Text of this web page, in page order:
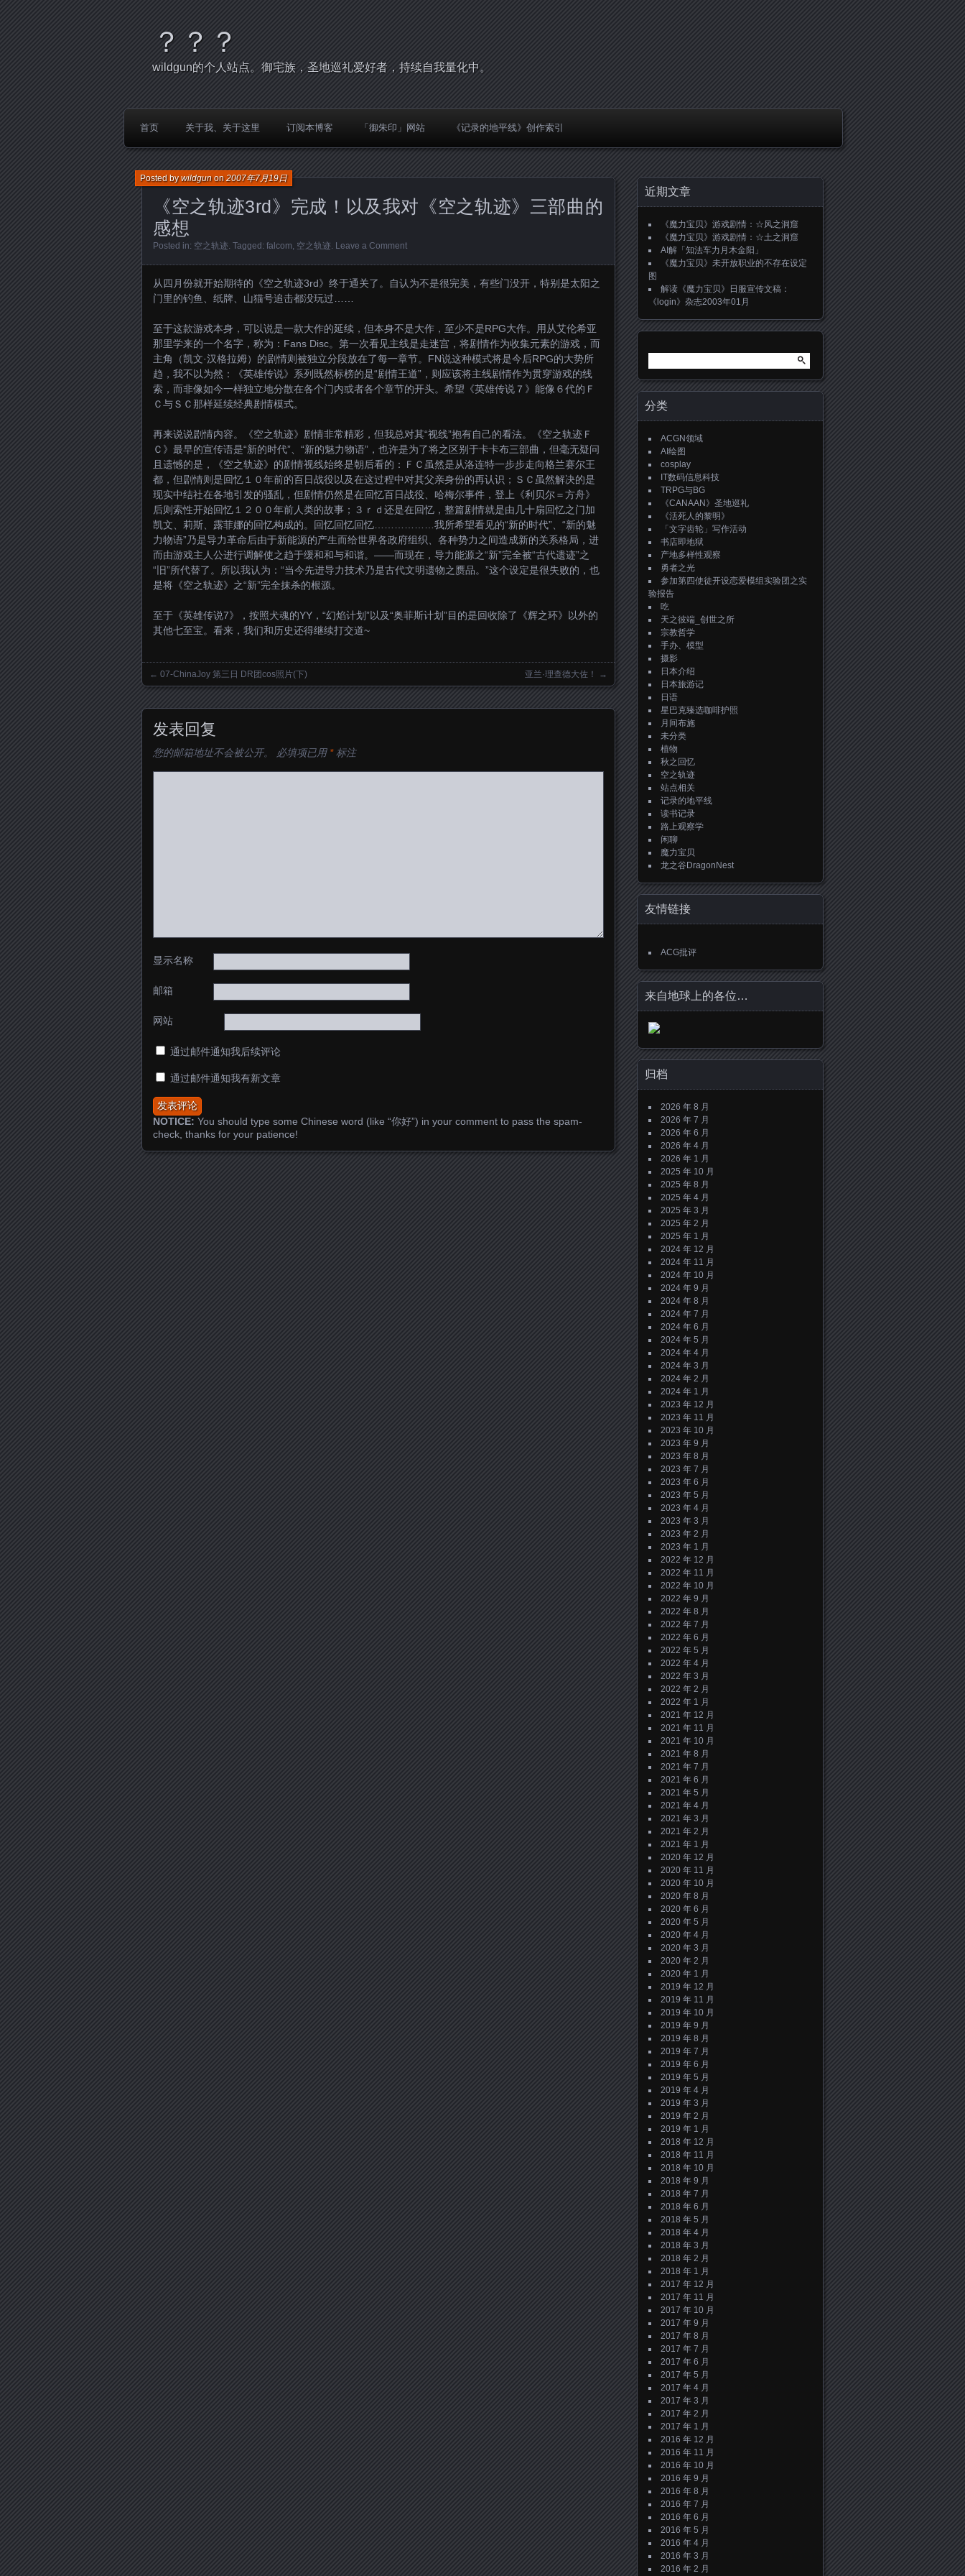
？？？
wildgun的个人站点。御宅族，圣地巡礼爱好者，持续自我量化中。
首页 关于我、关于这里 订阅本博客 「御朱印」网站 《记录的地平线》创作索引
《空之轨迹3rd》完成！以及我对《空之轨迹》三部曲的
感想
Posted bywildgunon2007年7月19日
Posted in: 空之轨迹. Tagged: falcom, 空之轨迹. Leave a Comment
从四月份就开始期待的《空之轨迹3rd》终于通关了。自认为不是很完美，有些门没开，特别是太阳之
门里的钓鱼、纸牌、山猫号追击都没玩过……
至于这款游戏本身，可以说是一款大作的延续，但本身不是大作，至少不是RPG大作。用从艾伦希亚
那里学来的一个名字，称为：Fans Disc。第一次看见主线是走迷宫，将剧情作为收集元素的游戏，而
主角（凯文·汉格拉姆）的剧情则被独立分段放在了每一章节。FN说这种模式将是今后RPG的大势所
趋，我不以为然：《英雄传说》系列既然标榜的是“剧情王道”，则应该将主线剧情作为贯穿游戏的线
索，而非像如今一样独立地分散在各个门内或者各个章节的开头。希望《英雄传说７》能像６代的Ｆ
Ｃ与ＳＣ那样延续经典剧情模式。
再来说说剧情内容。《空之轨迹》剧情非常精彩，但我总对其“视线”抱有自己的看法。《空之轨迹Ｆ
Ｃ》最早的宣传语是“新的时代”、“新的魅力物语”，也许是为了将之区别于卡卡布三部曲，但毫无疑问
且遗憾的是，《空之轨迹》的剧情视线始终是朝后看的：ＦＣ虽然是从洛连特一步步走向格兰赛尔王
都，但剧情则是回忆１０年前的百日战役以及在这过程中对其父亲身份的再认识；ＳＣ虽然解决的是
现实中结社在各地引发的骚乱，但剧情仍然是在回忆百日战役、哈梅尔事件，登上《利贝尔＝方舟》
后则索性开始回忆１２００年前人类的故事；３ｒｄ还是在回忆，整篇剧情就是由几十扇回忆之门加
凯文、莉斯、露菲娜的回忆构成的。回忆回忆回忆………………我所希望看见的“新的时代”、“新的魅
力物语”乃是导力革命后由于新能源的产生而给世界各政府组织、各种势力之间造成新的关系格局，进
而由游戏主人公进行调解使之趋于缓和和与和谐。——而现在，导力能源之“新”完全被“古代遗迹”之
“旧”所代替了。所以我认为：“当今先进导力技术乃是古代文明遗物之赝品。”这个设定是很失败的，也
是将《空之轨迹》之“新”完全抹杀的根源。
至于《英雄传说7》，按照犬魂的YY，“幻焰计划”以及“奥菲斯计划”目的是回收除了《辉之环》以外的
其他七至宝。看来，我们和历史还得继续打交道~
Posts navigation
← 07-ChinaJoy 第三日 DR团cos照片(下) 亚兰·理查德大佐！ →
发表回复
您的邮箱地址不会被公开。 必填项已用 *标注
显示名称
邮箱
网站
通过邮件通知我后续评论
通过邮件通知我有新文章
NOTICE: You should type some Chinese word (like “你好”) in your comment to pass the spam-
check, thanks for your patience!
近期文章
《魔力宝贝》游戏剧情：☆风之洞窟
《魔力宝贝》游戏剧情：☆土之洞窟
AI解「知法车力月木金阳」
《魔力宝贝》未开放职业的不存在设定
图
解读《魔力宝贝》日服宣传文稿：
《login》杂志2003年01月
索：
分类
ACGN领域
AI绘图
cosplay
IT数码信息科技
TRPG与BG
《CANAAN》圣地巡礼
《活死人的黎明》
「文字齿轮」写作活动
书店即地狱
产地多样性观察
勇者之光
参加第四使徒开设恋爱模组实验团之实
验报告
吃
天之彼端_创世之所
宗教哲学
手办、模型
摄影
日本介绍
日本旅游记
日语
星巴克臻选咖啡护照
月间布施
未分类
植物
秋之回忆
空之轨迹
站点相关
记录的地平线
读书记录
路上观察学
闲聊
魔力宝贝
龙之谷DragonNest
友情链接
ACG批评
来自地球上的各位…
归档
2026 年 8 月
2026 年 7 月
2026 年 6 月
2026 年 4 月
2026 年 1 月
2025 年 10 月
2025 年 8 月
2025 年 4 月
2025 年 3 月
2025 年 2 月
2025 年 1 月
2024 年 12 月
2024 年 11 月
2024 年 10 月
2024 年 9 月
2024 年 8 月
2024 年 7 月
2024 年 6 月
2024 年 5 月
2024 年 4 月
2024 年 3 月
2024 年 2 月
2024 年 1 月
2023 年 12 月
2023 年 11 月
2023 年 10 月
2023 年 9 月
2023 年 8 月
2023 年 7 月
2023 年 6 月
2023 年 5 月
2023 年 4 月
2023 年 3 月
2023 年 2 月
2023 年 1 月
2022 年 12 月
2022 年 11 月
2022 年 10 月
2022 年 9 月
2022 年 8 月
2022 年 7 月
2022 年 6 月
2022 年 5 月
2022 年 4 月
2022 年 3 月
2022 年 2 月
2022 年 1 月
2021 年 12 月
2021 年 11 月
2021 年 10 月
2021 年 8 月
2021 年 7 月
2021 年 6 月
2021 年 5 月
2021 年 4 月
2021 年 3 月
2021 年 2 月
2021 年 1 月
2020 年 12 月
2020 年 11 月
2020 年 10 月
2020 年 8 月
2020 年 6 月
2020 年 5 月
2020 年 4 月
2020 年 3 月
2020 年 2 月
2020 年 1 月
2019 年 12 月
2019 年 11 月
2019 年 10 月
2019 年 9 月
2019 年 8 月
2019 年 7 月
2019 年 6 月
2019 年 5 月
2019 年 4 月
2019 年 3 月
2019 年 2 月
2019 年 1 月
2018 年 12 月
2018 年 11 月
2018 年 10 月
2018 年 9 月
2018 年 7 月
2018 年 6 月
2018 年 5 月
2018 年 4 月
2018 年 3 月
2018 年 2 月
2018 年 1 月
2017 年 12 月
2017 年 11 月
2017 年 10 月
2017 年 9 月
2017 年 8 月
2017 年 7 月
2017 年 6 月
2017 年 5 月
2017 年 4 月
2017 年 3 月
2017 年 2 月
2017 年 1 月
2016 年 12 月
2016 年 11 月
2016 年 10 月
2016 年 9 月
2016 年 8 月
2016 年 7 月
2016 年 6 月
2016 年 5 月
2016 年 4 月
2016 年 3 月
2016 年 2 月